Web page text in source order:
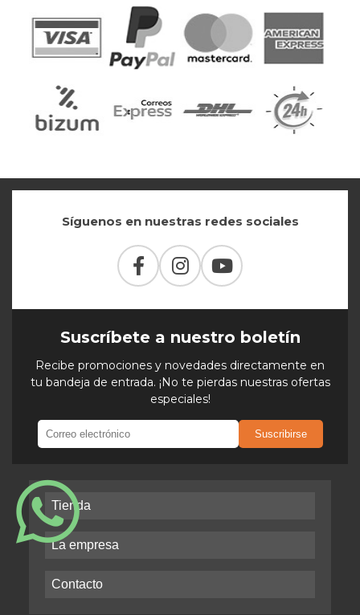
Síguenos en nuestras redes sociales
Suscríbete a nuestro boletín
Recibe promociones y novedades directamente en
tu bandeja de entrada. ¡No te pierdas nuestras ofertas
especiales!
Suscribirse
Tienda
La empresa
Contacto